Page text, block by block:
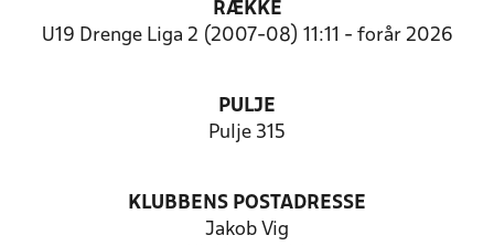
RÆKKE
U19 Drenge Liga 2 (2007-08) 11:11 - forår 2026
PULJE
Pulje 315
KLUBBENS POSTADRESSE
Jakob Vig